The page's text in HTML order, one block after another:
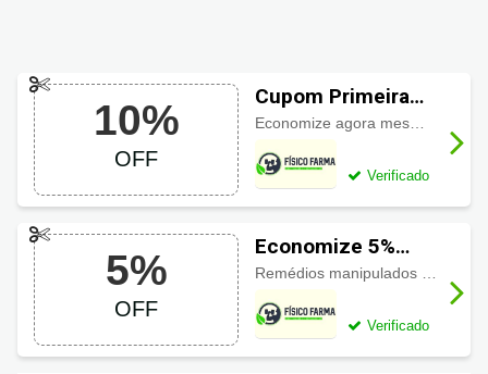
10%
OFF
Cupom Primeira
Compra Físico
Farma
Verificado
5%
OFF
Economize 5%
OFF usando
cupom Físico
Farma
Verificado